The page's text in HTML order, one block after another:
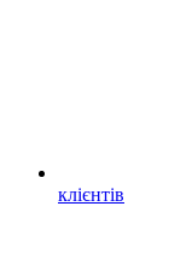
клієнтів